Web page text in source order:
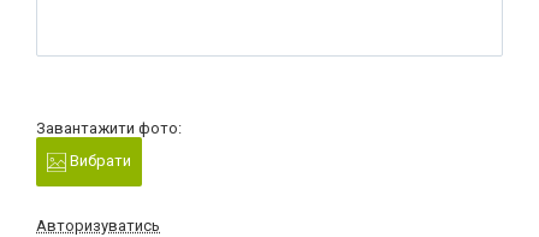
Завантажити фото:
Вибрати
Авторизуватись